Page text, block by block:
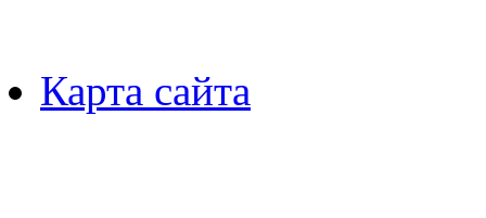
Карта сайта